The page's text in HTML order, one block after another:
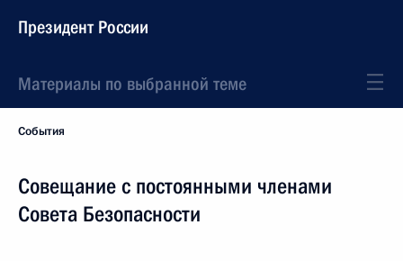
Президент России
Материалы по выбранной теме
События
Совещание с постоянными членами
Совета Безопасности